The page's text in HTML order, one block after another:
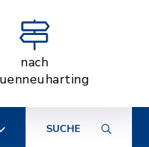
nach
SUCHE